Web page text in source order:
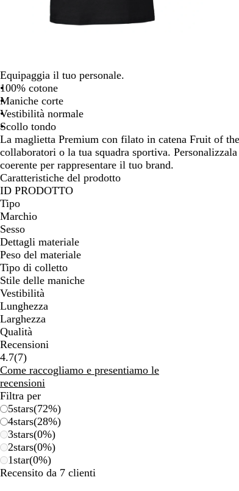
Equipaggia il tuo personale.
100% cotone
Maniche corte
Vestibilità normale
Scollo tondo
La maglietta Premium con filato in catena Fruit of
collaboratori o la tua squadra sportiva.
coerente per rappresentare il tuo brand.
Caratteristiche del prodotto
ID PRODOTTO
Tipo
Marchio
Sesso
Dettagli materiale
Peso del materiale
Tipo di colletto
Stile delle maniche
Vestibilità
Lunghezza
Larghezza
Qualità
Recensioni
4.7(77
recensioni
)
Come raccogliamo e presentiamo le
recensioni
Filtra per
5stars(72%)
4stars(28%)
3stars(0%)
2stars(0%)
1star(0%)
Recensito da 7 clienti